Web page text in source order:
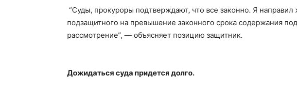
“Суды, прокуроры подтверждают, что все законно. Я
подзащитного на превышение законного срока содержания
рассмотрение”, — объясняет позицию защитник.
Дожидаться суда придется долго.